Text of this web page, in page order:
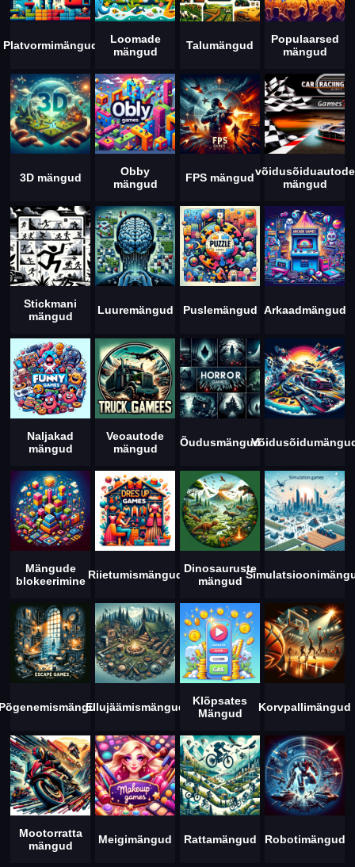
Platvormimängud
Loomade
mängud
Talumängud
Populaarsed
mängud
3D mängud
Obby
mängud
FPS mängudvõidusõiduautode
mängud
Stickmani
mängud
Luuremängud Puslemängud Arkaadmängud
Naljakad
mängud
Veoautode
mängud
Õudusmängud
Mängude
blokeerimine Riietumismängud Dinosauruste
mängud
Ellujäämismängud
Klõpsates
Mängud
Korvpallimängud
Mootorratta
mängud
Meigimängud Rattamängud Robotimängud